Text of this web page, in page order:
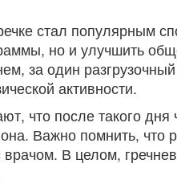
стал популярным
но и улучшить
за один
активности.
что после такого дня
Важно помнить, что
врачом. В целом,